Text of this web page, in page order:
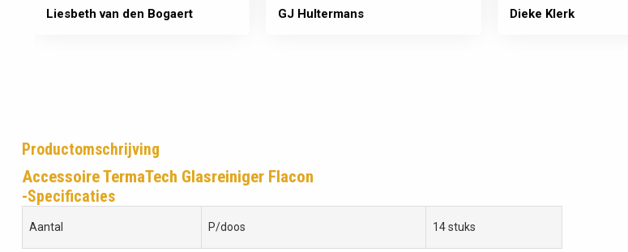
Dank jullie wel! Bacor
Liesbeth van den Bogaert GJ Hultermans
het rookkanaal.
Dieke Klerk
Productomschrijving
Accessoire TermaTech Glasreiniger Flacon
-Specificaties
Aantal P/doos 14 stuks